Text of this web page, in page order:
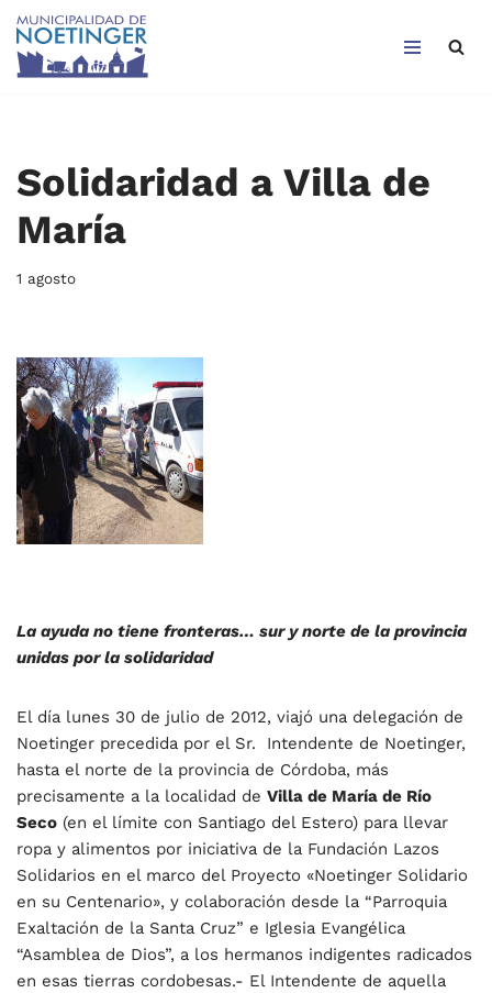
Saltar
Solidaridad a Villa de
María
1 agosto
La ayuda no tiene fronteras… sur y norte de la provincia
unidas por la solidaridad
El día lunes 30 de julio de 2012, viajó una delegación de
Noetinger precedida por el Sr. Intendente de Noetinger,
hasta el norte de la provincia de Córdoba, más
precisamente a la localidad de Villa de María de Río
Seco (en el límite con Santiago del Estero) para llevar
ropa y alimentos por iniciativa de la Fundación Lazos
Solidarios en el marco del Proyecto «Noetinger Solidario
en su Centenario», y colaboración desde la “Parroquia
Exaltación de la Santa Cruz” e Iglesia Evangélica
“Asamblea de Dios”, a los hermanos indigentes radicados
en esas tierras cordobesas.- El Intendente de aquella